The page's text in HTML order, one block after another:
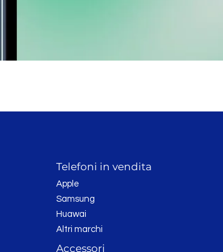
Telefoni in vendita
Apple
Samsung
Huawai
Altri marchi
Accessori